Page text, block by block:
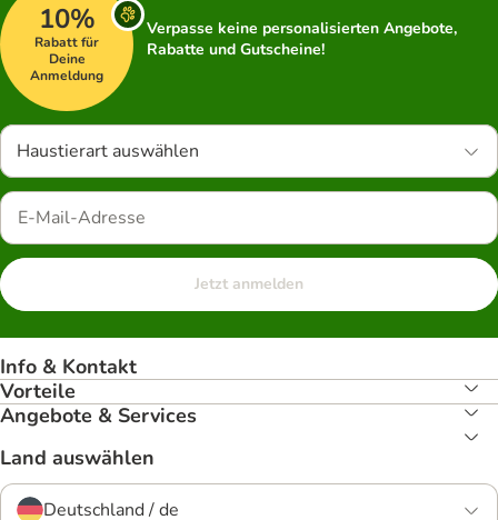
10%
Rabatt für
Deine
Anmeldung
Verpasse keine personalisierten Angebote,
Rabatte und Gutscheine!
Haustierart auswählen
Jetzt anmelden
Info & Kontakt
Vorteile
Angebote & Services
Land auswählen
Deutschland / de